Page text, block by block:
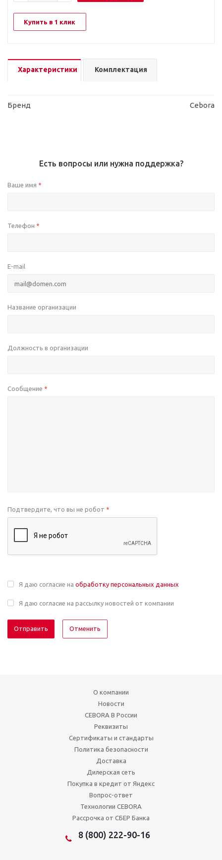
Купить в 1 клик
Характеристики Комплектация
Бренд Cebora
Есть вопросы или нужна поддержка?
Ваше имя *
Телефон *
E-mail
Название организации
Должность в организации
Сообщение *
Подтвердите, что вы не робот *
Я даю согласие на обработку персональных данных
Я даю согласие на рассылку новостей от компании
Отменить
О компании
Новости
CEBORA В России
Реквизиты
Сертификаты и стандарты
Политика безопасности
Доставка
Дилерская сеть
Покупка в кредит от Яндекс
Вопрос-ответ
Технологии CEBORA
Рассрочка от СБЕР Банка
8 (800) 222-90-16